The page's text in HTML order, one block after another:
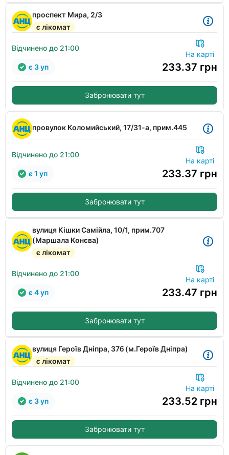
проспект Мира, 2/3
є лікомат
Відчинено до 21:00
На карті
233.37 грн
є 3 уп
Забронювати тут
провулок Коломийський, 17/31-а, прим.445
Відчинено до 21:00
На карті
233.37 грн
є 1 уп
Забронювати тут
вулиця Кішки Самійла, 10/1, прим.707
(Маршала Конєва)
є лікомат
Відчинено до 21:00
На карті
233.47 грн
є 4 уп
Забронювати тут
вулиця Героїв Дніпра, 37б (м.Героїв Дніпра)
є лікомат
Відчинено до 21:00
На карті
233.52 грн
є 3 уп
Забронювати тут